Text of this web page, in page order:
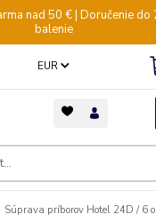
nad 50 € | Doručenie do
balenie
EUR
Súprava príborov Hotel 24D / 6